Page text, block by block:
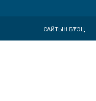
САЙТЫН БҮТЭЦ